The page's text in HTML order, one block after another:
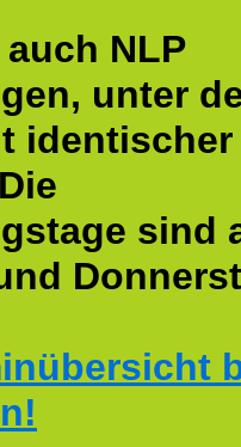
NLP
unter
identischer
sind